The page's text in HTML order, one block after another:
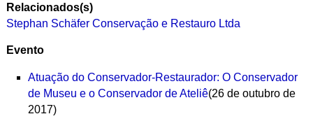
Relacionados(s)
Stephan Schäfer Conservação e Restauro Ltda
Evento
Atuação do Conservador-Restaurador: O Conservador
de Museu e o Conservador de Ateliê(26 de outubro de
2017)